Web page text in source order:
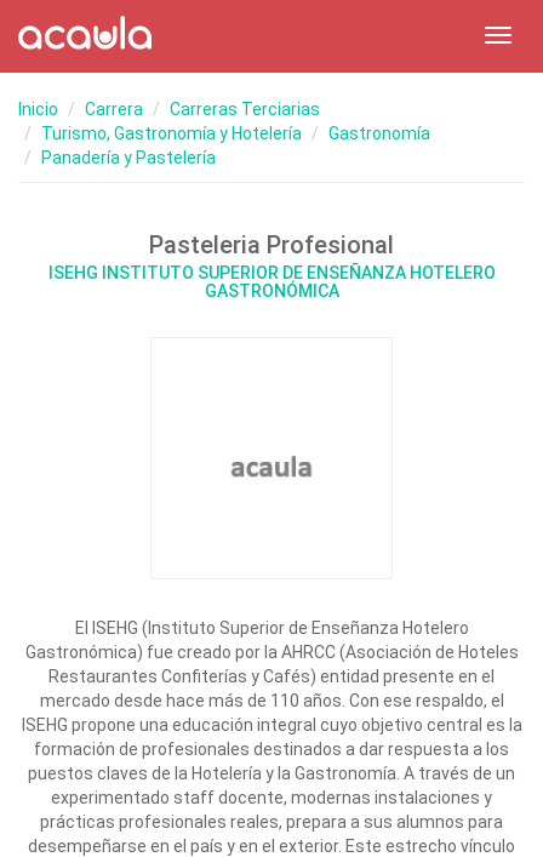
Inicio Carrera
Carreras Terciarias
Turismo, Gastronomía y Hotelería
Gastronomía
Panadería y Pastelería
Pasteleria Profesional
ISEHG INSTITUTO SUPERIOR DE ENSEÑANZA HOTELERO
GASTRONÓMICA
El ISEHG (Instituto Superior de Enseñanza Hotelero
Gastronómica) fue creado por la AHRCC (Asociación de Hoteles
Restaurantes Confiterías y Cafés) entidad presente en el
mercado desde hace más de 110 años. Con ese respaldo, el
ISEHG propone una educación integral cuyo objetivo central es la
formación de profesionales destinados a dar respuesta a los
puestos claves de la Hotelería y la Gastronomía. A través de un
experimentado staff docente, modernas instalaciones y
prácticas profesionales reales, prepara a sus alumnos para
desempeñarse en el país y en el exterior. Este estrecho vínculo